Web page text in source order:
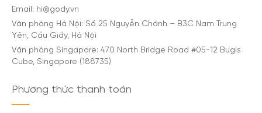
Email: hi@gody.vn
Văn phòng Hà Nội: Số 25 Nguyễn Chánh – B3C Nam Trung
Yên, Cầu Giấy, Hà Nội
Văn phòng Singapore: 470 North Bridge Road #05-12 Bugis
Cube, Singapore (188735)
Phương thức thanh toán